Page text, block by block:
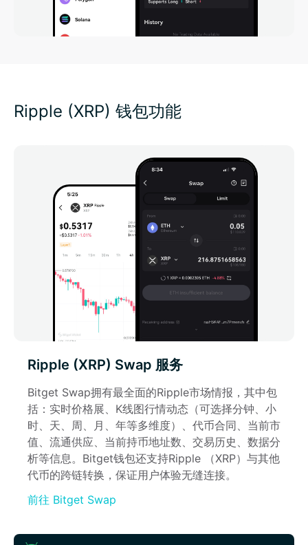
Ripple (XRP) 钱包功能
Ripple (XRP) Swap 服务
Bitget Swap拥有最全面的Ripple市场情报，其中包
括：实时价格展、K线图行情动态（可选择分钟、小
时、天、周、月、年等多维度）、代币合同、当前市
值、流通供应、当前持币地址数、交易历史、数据分
析等信息。Bitget钱包还支持Ripple （XRP）与其他
代币的跨链转换，保证用户体验无缝连接。
前往 Bitget Swap